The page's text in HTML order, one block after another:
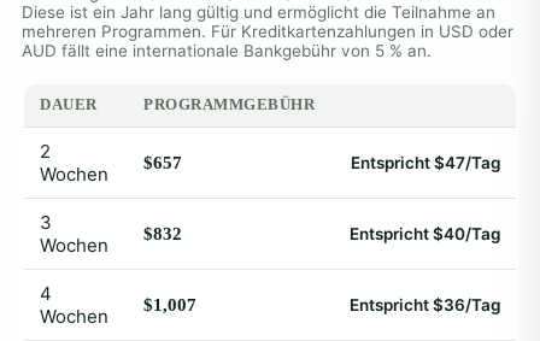
Diese ist ein Jahr lang gültig und ermöglicht die Teilnahme an
mehreren Programmen. Für Kreditkartenzahlungen in USD oder
AUD fällt eine internationale Bankgebühr von 5 % an.
DAUER PROGRAMMGEBÜHR
2
Wochen
$657 Entspricht $47/Tag
3
Wochen
$832 Entspricht $40/Tag
4
Wochen
$1,007 Entspricht $36/Tag